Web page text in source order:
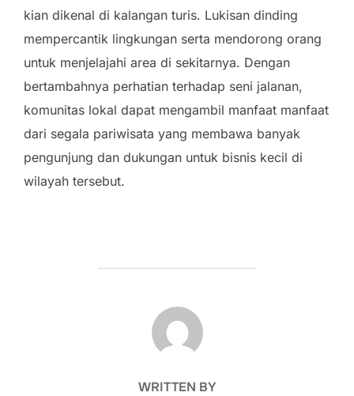
kian dikenal di kalangan turis. Lukisan dinding
mempercantik lingkungan serta mendorong orang
untuk menjelajahi area di sekitarnya. Dengan
bertambahnya perhatian terhadap seni jalanan,
komunitas lokal dapat mengambil manfaat manfaat
dari segala pariwisata yang membawa banyak
pengunjung dan dukungan untuk bisnis kecil di
wilayah tersebut.
POST AUTHOR
WRITTEN BY